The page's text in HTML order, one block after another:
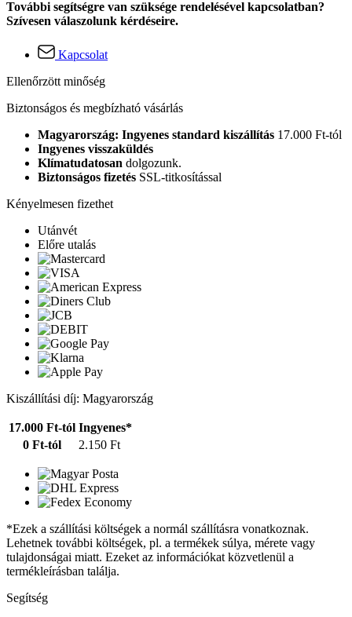
További segítségre van szüksége rendelésével kapcsolatban?
Szívesen válaszolunk kérdéseire.
Kapcsolat
Ellenőrzött minőség
Biztonságos és megbízható vásárlás
Magyarország: Ingyenes standard kiszállítás 17.000 Ft-tól
Ingyenes visszaküldés
Klímatudatosan dolgozunk.
Biztonságos fizetés SSL-titkosítással
Kényelmesen fizethet
Utánvét
Előre utalás
Kiszállítási díj: Magyarország
17.000 Ft-tól Ingyenes*
0 Ft-tól
2.150 Ft
*Ezek a szállítási költségek a normál szállításra vonatkoznak.
Lehetnek további költségek, pl. a termékek súlya, mérete vagy
tulajdonságai miatt. Ezeket az információkat közvetlenül a
termékleírásban találja.
Segítség